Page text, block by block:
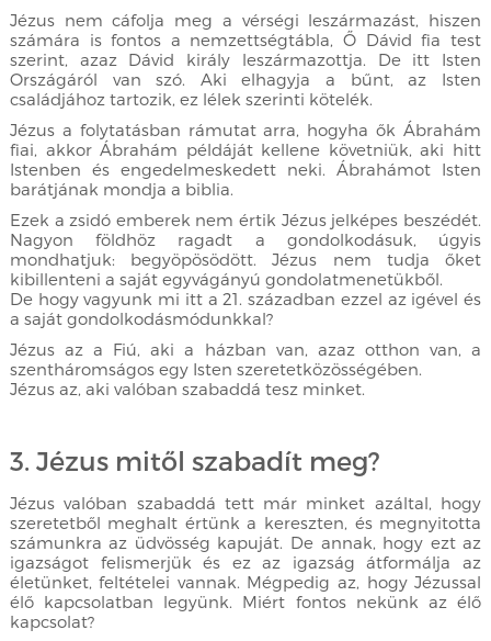
Jézus nem cáfolja meg a vérségi leszármazást, hiszen
számára is fontos a nemzettségtábla, Ő Dávid fia test
szerint, azaz Dávid király leszármazottja. De itt Isten
Országáról van szó. Aki elhagyja a bűnt, az Isten
családjához tartozik, ez lélek szerinti kötelék.
Jézus a folytatásban rámutat arra, hogyha ők Ábrahám
fiai, akkor Ábrahám példáját kellene követniük, aki hitt
Istenben és engedelmeskedett neki. Ábrahámot Isten
barátjának mondja a biblia.
Ezek a zsidó emberek nem értik Jézus jelképes beszédét.
Nagyon földhöz ragadt a gondolkodásuk, úgyis
mondhatjuk: begyöpösödött. Jézus nem tudja őket
kibillenteni a saját egyvágányú gondolatmenetükből.
De hogy vagyunk mi itt a 21. században ezzel az igével és
a saját gondolkodásmódunkkal?
Jézus az a Fiú, aki a házban van, azaz otthon van, a
szentháromságos egy Isten szeretetközösségében.
Jézus az, aki valóban szabaddá tesz minket.
3. Jézus mitől szabadít meg?
Jézus valóban szabaddá tett már minket azáltal, hogy
szeretetből meghalt értünk a kereszten, és megnyitotta
számunkra az üdvösség kapuját. De annak, hogy ezt az
igazságot felismerjük és ez az igazság átformálja az
életünket, feltételei vannak. Mégpedig az, hogy Jézussal
élő kapcsolatban legyünk. Miért fontos nekünk az élő
kapcsolat?